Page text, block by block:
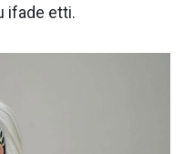
ifade etti.